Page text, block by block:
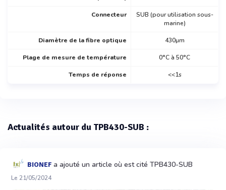
Connecteur
SUB (pour utilisation sous-
marine)
Diamètre de la fibre optique 430µm
Plage de mesure de température 0°C à 50°C
Temps de réponse <<1s
Actualités autour du TPB430-SUB :
BIONEF a ajouté un article où est cité TPB430-SUB
Le 21/05/2024